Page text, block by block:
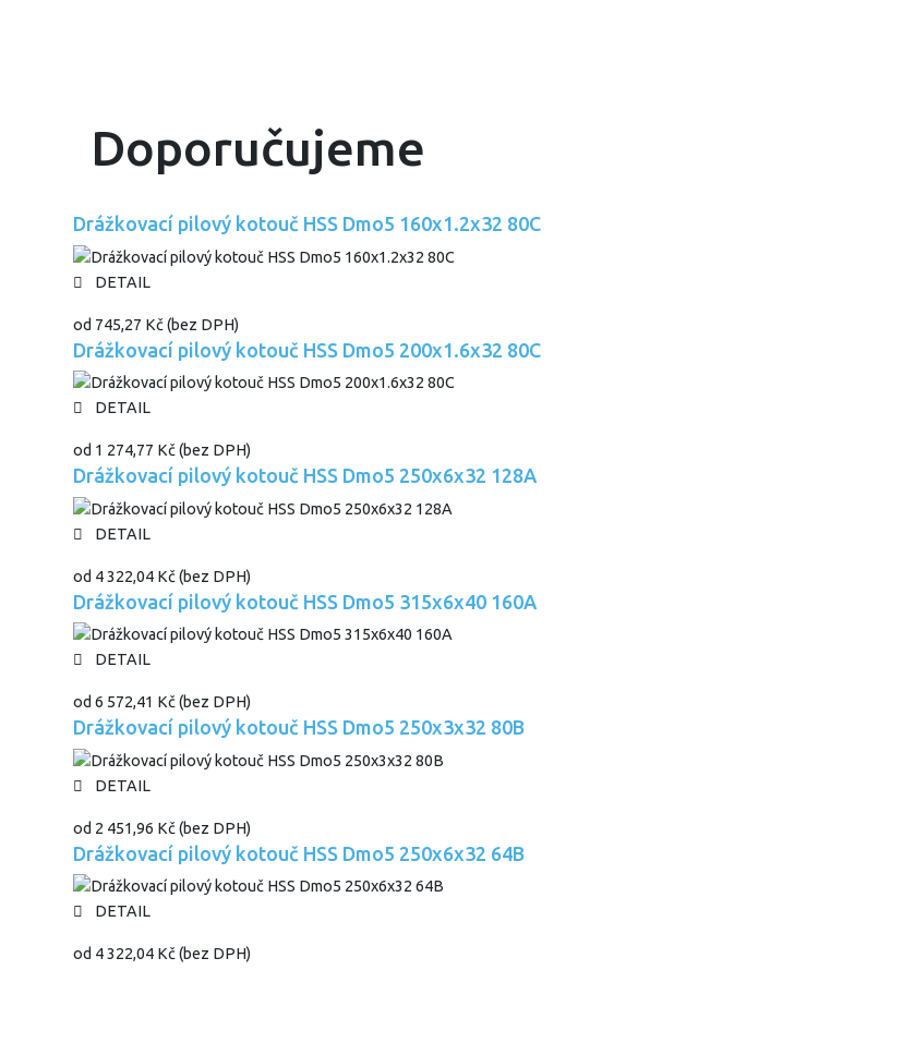
Doporučujeme
Drážkovací pilový kotouč HSS Dmo5 160x1.2x32 80C
DETAIL
od 745,27 Kč (bez DPH)
Drážkovací pilový kotouč HSS Dmo5 200x1.6x32 80C
DETAIL
od 1 274,77 Kč(bez DPH)
Drážkovací pilový kotouč HSS Dmo5 250x6x32 128A
DETAIL
od 4 322,04 Kč (bez DPH)
Drážkovací pilový kotouč HSS Dmo5 315x6x40 160A
DETAIL
od 6 572,41 Kč(bez DPH)
Drážkovací pilový kotouč HSS Dmo5 250x3x32 80B
DETAIL
od 2 451,96 Kč (bez DPH)
Drážkovací pilový kotouč HSS Dmo5 250x6x32 64B
DETAIL
od 4 322,04 Kč(bez DPH)